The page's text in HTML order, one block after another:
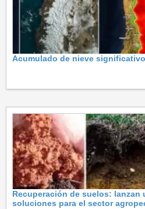
Acumulado de nieve
Recuperación de suelos: lanzan
soluciones para el sector